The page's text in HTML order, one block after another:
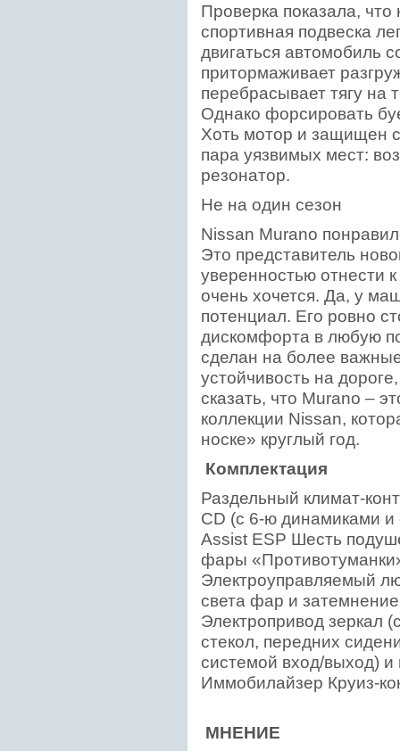
Проверка показала,
спортивная подвеска
двигаться автомобиль
притормаживает
перебрасывает тягу на
Однако форсировать
Хоть мотор и защищен
пара уязвимых мест:
резонатор.
Не на один сезон
Nissan Murano
Это представитель
уверенностью отнести
очень хочется. Да, у
потенциал. Его ровно
дискомфорта в любую
сделан на более
устойчивость на
сказать, что Murano –
коллекции Nissan,
носке» круглый год.
Комплектация
Раздельный климат-
CD (с 6-ю динамиками
Assist ESP Шесть
фары
Электроуправляемый
света фар и
Электропривод зеркал
стекол, передних
системой вход/выход) и
Иммобилайзер Круиз-
МНЕНИЕ